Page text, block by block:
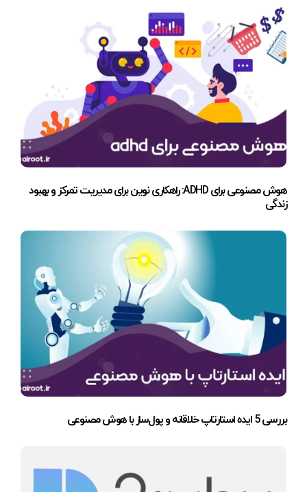
هوش مصنوعی برای ADHD: راهکاری نوین برای مدیریت تمرکز و بهبود
زندگی
بررسی 5 ایده استارتاپ خلاقانه و پول‌ساز با هوش مصنوعی